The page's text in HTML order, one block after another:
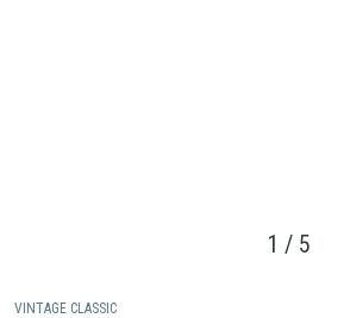
1 / 5
VINTAGE CLASSIC